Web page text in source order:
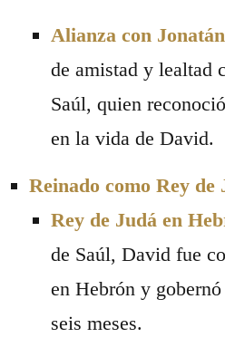
Alianza con Jonatán
de amistad y lealtad
Saúl, quien
en la vida de David.
Reinado como Rey de
Rey de Judá en
de Saúl, David fue
en Hebrón y
seis meses.